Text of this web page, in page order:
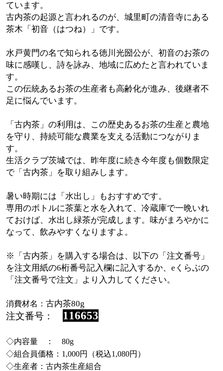
ています。
古内茶の起源と言われるのが、城里町の清音寺にある
茶木「初音（はつね）」です。
水戸黄門の名で知られる徳川光圀公が、初音のお茶の
味に感嘆し、詩を詠み、地域に広めたと言われていま
す。
この伝統あるお茶の生産者も高齢化が進み、後継者不
足に悩んでいます。
「古内茶」の利用は、この歴史あるお茶の生産と農地
を守り、持続可能な農業を支える活動につながりま
す。
生活クラブ茨城では、昨年度に続き今年度も個数限定
で「古内茶」を取り組みします。
暑い時期には「水出し」もおすすめです。
専用のボトルに茶葉と水を入れて、冷蔵庫で一晩いれ
ておけば、水出し緑茶が完成します。味がまろやかに
なって、飲みやすくなりますよ。
※「古内茶」を購入する場合は、以下の「注文番号」
を注文用紙の6桁番号記入欄に記入するか、eくらぶの
「注文番号で注文」より入力してください。
消費材名： 古内茶80g
注文番号： 116653
◇内容量 ： 80g
◇組合員価格：1,000円（税込1,080円）
◇生産者：古内茶生産組合